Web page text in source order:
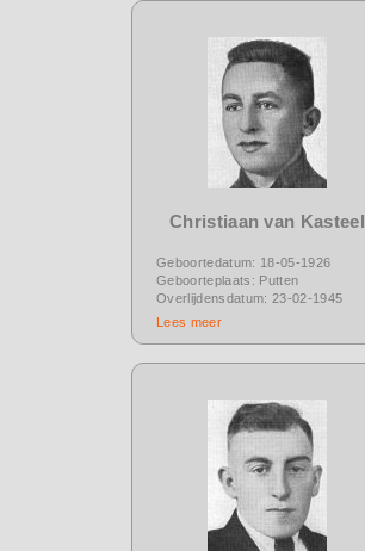
Christiaan van Kasteel
Geboortedatum: 18-05-1926
Geboorteplaats: Putten
Overlijdensdatum: 23-02-1945
Lees meer